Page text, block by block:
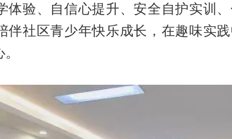
体验、自信心提升、安全自护实训
伴社区青少年快乐成长，在趣味实